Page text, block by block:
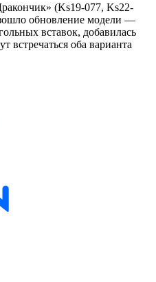
(Ks19-077, Ks22-
обновление модели —
вставок, добавилась
встречаться оба варианта